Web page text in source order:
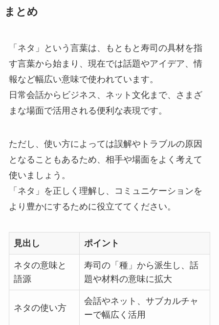
まとめ
「ネタ」という言葉は、もともと寿司の具材を指
す言葉から始まり、現在では話題やアイデア、情
報など幅広い意味で使われています。
日常会話からビジネス、ネット文化まで、さまざ
まな場面で活用される便利な表現です。
ただし、使い方によっては誤解やトラブルの原因
となることもあるため、相手や場面をよく考えて
使いましょう。
「ネタ」を正しく理解し、コミュニケーションを
より豊かにするために役立ててください。
見出し ポイント
ネタの意味と
語源
寿司の「種」から派生し、話
題や材料の意味に拡大
ネタの使い方
会話やネット、サブカルチャ
ーで幅広く活用